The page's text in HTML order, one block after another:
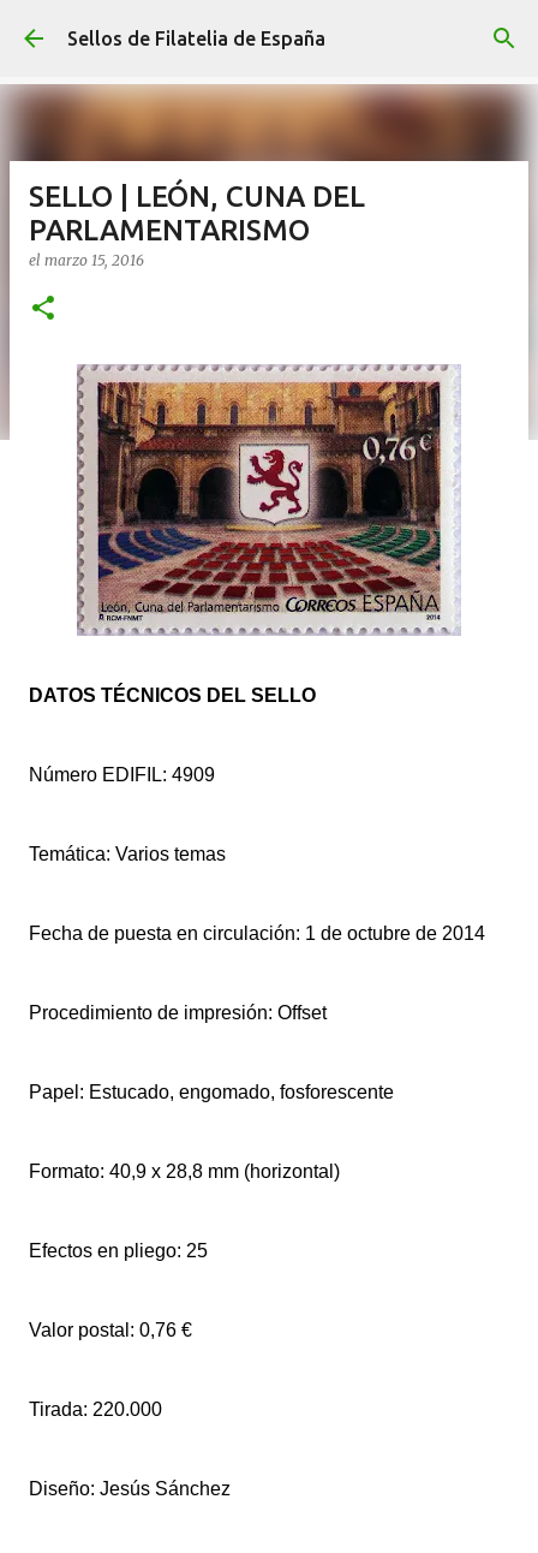
Ir al contenido principal
Sellos de Filatelia de España
SELLO | LEÓN, CUNA DEL
PARLAMENTARISMO
el marzo 15, 2016
DATOS TÉCNICOS DEL SELLO
Número EDIFIL: 4909
Temática: Varios temas
Fecha de puesta en circulación: 1 de octubre de 2014
Procedimiento de impresión: Offset
Papel: Estucado, engomado, fosforescente
Formato: 40,9 x 28,8 mm (horizontal)
Efectos en pliego: 25
Valor postal: 0,76 €
Tirada: 220.000
Diseño: Jesús Sánchez